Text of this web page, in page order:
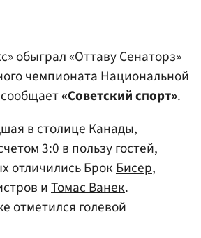
обыграл «Оттаву Сенаторз»
чемпионата Национальной
«Советский спорт».
в столице Канады,
3:0 в пользу гостей,
отличились БрокБисер,
иТомас Ванек.
отметился голевой